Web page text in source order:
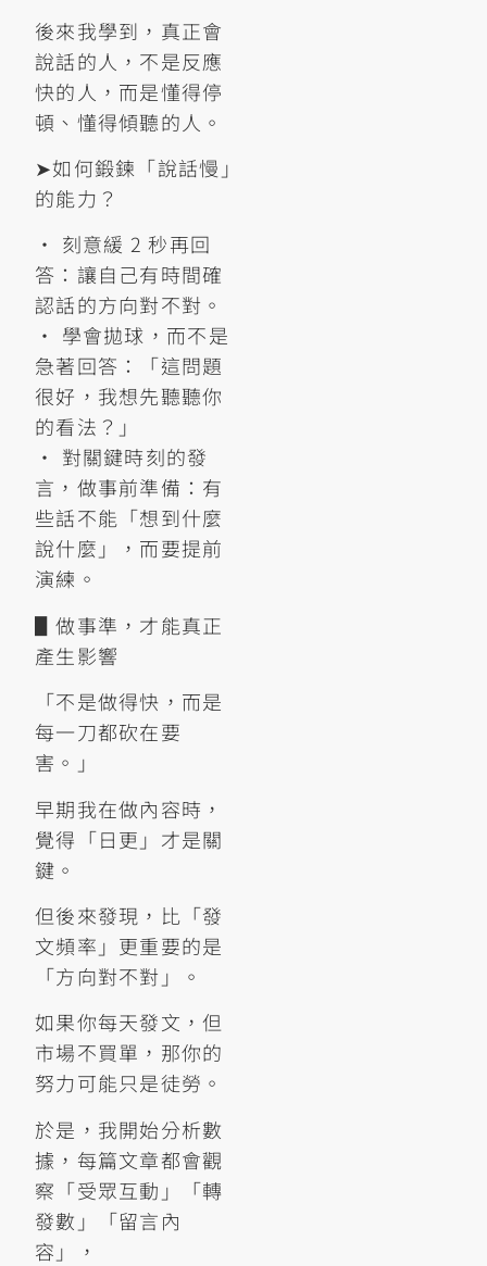
後來我學到，真正會
說話的人，不是反應
快的人，而是懂得停
頓、懂得傾聽的人。
➤如何鍛鍊「說話慢」
的能力？
• 刻意緩 2 秒再回
答：讓自己有時間確
認話的方向對不對。
• 學會拋球，而不是
急著回答：「這問題
很好，我想先聽聽你
的看法？」
• 對關鍵時刻的發
言，做事前準備：有
些話不能「想到什麼
說什麼」，而要提前
演練。
▋做事準，才能真正
產生影響
「不是做得快，而是
每一刀都砍在要
害。」
早期我在做內容時，
覺得「日更」才是關
鍵。
但後來發現，比「發
文頻率」更重要的是
「方向對不對」。
如果你每天發文，但
市場不買單，那你的
努力可能只是徒勞。
於是，我開始分析數
據，每篇文章都會觀
察「受眾互動」「轉
發數」「留言內
容」，